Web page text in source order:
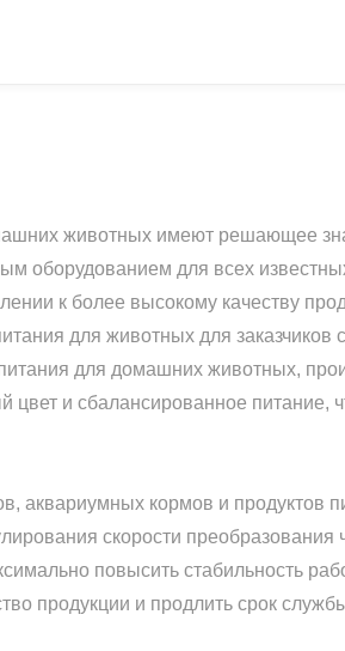
животных имеют решающее
оборудованием для всех
к более высокому качеству
для животных для заказчиков
для домашних животных,
и сбалансированное питание,
аквариумных кормов и продуктов
скорости
повысить стабильность
продукции и продлить срок